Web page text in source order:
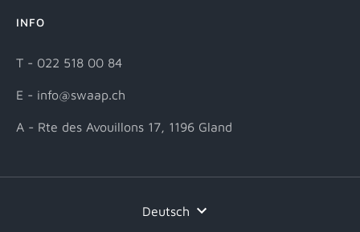
INFO
T - 022 518 00 84
E - info@swaap.ch
A - Rte des Avouillons 17, 1196 Gland
Deutsch